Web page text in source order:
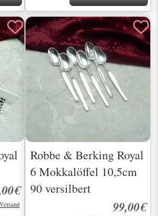
Versand
Robbe & Berking Royal
6 Mokkalöffel 10,5cm
90 versilbert
99,00€